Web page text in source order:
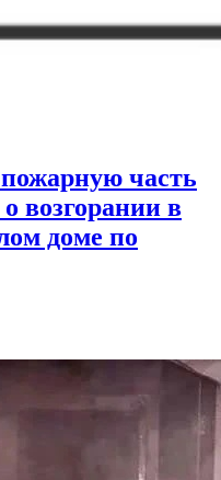
часть
возгорании в
доме по